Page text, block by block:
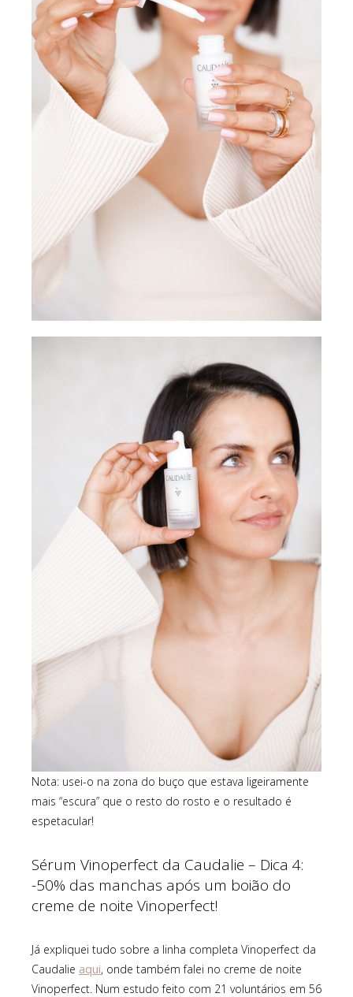
Nota: usei-o na zona do buço que estava ligeiramente
mais “escura” que o resto do rosto e o resultado é
espetacular!
Sérum Vinoperfect da Caudalie – Dica 4:
-50% das manchas após um boião do
creme de noite Vinoperfect!
Já expliquei tudo sobre a linha completa Vinoperfect da
Caudalie aqui, onde também falei no creme de noite
Vinoperfect. Num estudo feito com 21 voluntários em 56